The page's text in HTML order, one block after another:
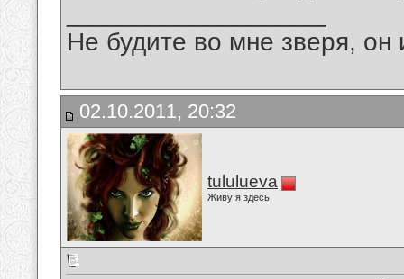
Не будите во мне зверя, он
02.10.2011, 20:32
tululueva
Живу я здесь